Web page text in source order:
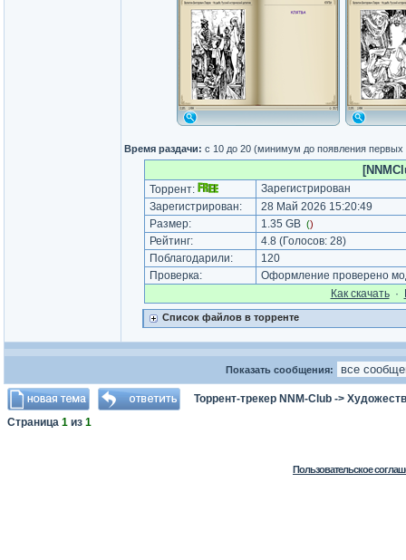
Время раздачи: с 10 до 20 (минимум до появления
Торрент:
Зарегистрирован
Зарегистрирован:
28 Май 2026 15:20:49
Размер:
1.35 GB ()
Рейтинг: 4.8 (Голосов: 28)
Поблагодарили:
120
Проверка:
Оформление проверено
Как cкачать·
Список файлов в торренте
Показать сообщения:
Торрент-трекер NNM-Club ->
Страница 1 из 1
Пользовательское